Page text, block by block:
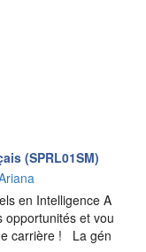
(SPRL01SM)
en Intelligence A
opportunités et vou
carrière ! La gén